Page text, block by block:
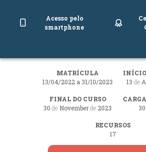
Acesso pelo
smartphone
MATRÍCULA
13/04/2022 a 31/10/2023
INÍCIO
13 de
FINAL DO CURSO
30 de Novemberde 2023
RECURSOS
17